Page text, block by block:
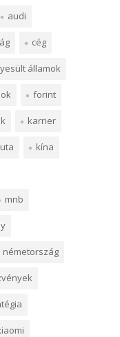
audi
cég
államok
forint
karrier
kína
mnb
németország